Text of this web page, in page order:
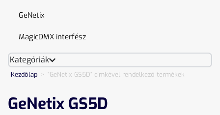
GeNetix
MagicDMX interfész
Kategóriák
Kezdőlap > “GeNetix GS5D” címkével rendelkező termékek
GeNetix GS5D